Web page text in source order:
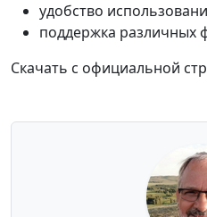
удобство
поддержка различных
Скачать с официальной